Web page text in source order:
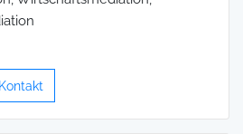
Kontakt